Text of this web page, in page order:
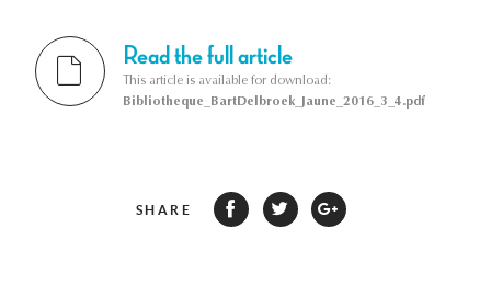
Read the full article
This article is available for download:
Bibliotheque_BartDelbroek_Jaune_2016_3_4.pdf
SHARE